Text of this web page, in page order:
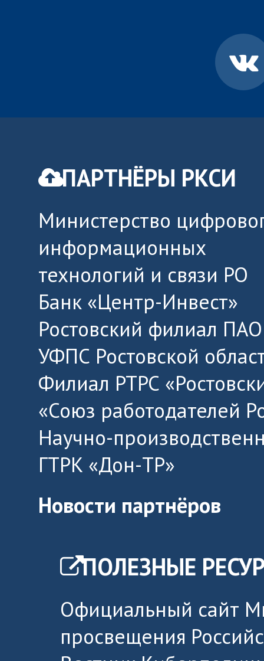
ПАРТНЁРЫ РКСИ
Министерство
информационных
технологий и связи РО
Банк «Центр-Инвест»
Ростовский филиал
УФПС Ростовской
Филиал РТРС
«Союз работодателей
Научно-
ГТРК «Дон-ТР»
Новости партнёров
ПОЛЕЗНЫЕ
Официальный сайт
просвещения